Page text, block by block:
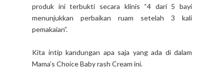
produk ini terbukti secara klinis “4 dari 5 bayi
menunjukkan perbaikan ruam setelah 3 kali
pemakaian”.
Kita intip kandungan apa saja yang ada di dalam
Mama’s Choice Baby rash Cream ini.